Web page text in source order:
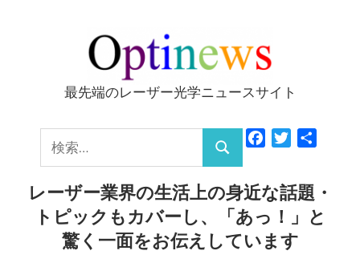
ッ
Optinews
最先端のレーザー光学ニュースサイト
索:
検
索
FacebookTwitter
レーザー業界の生活上の身近な話題・
トピックもカバーし、「あっ！」と
驚く一面をお伝えしています